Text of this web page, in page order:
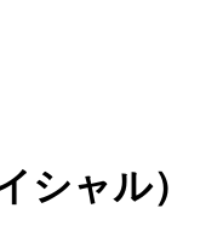
シャル）